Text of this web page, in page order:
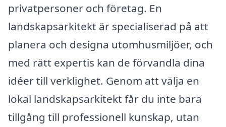
privatpersoner och företag. En
landskapsarkitekt är specialiserad på att
planera och designa utomhusmiljöer, och
med rätt expertis kan de förvandla dina
idéer till verklighet. Genom att välja en
lokal landskapsarkitekt får du inte bara
tillgång till professionell kunskap, utan